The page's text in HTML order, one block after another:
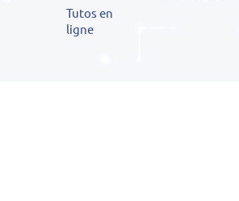
Tutos en
ligne